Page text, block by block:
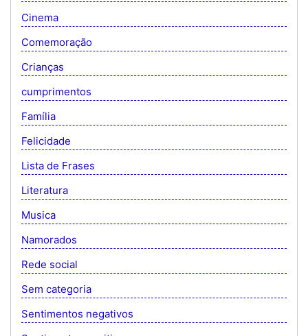
Cinema
Comemoração
Crianças
cumprimentos
Família
Felicidade
Lista de Frases
Literatura
Musica
Namorados
Rede social
Sem categoria
Sentimentos negativos